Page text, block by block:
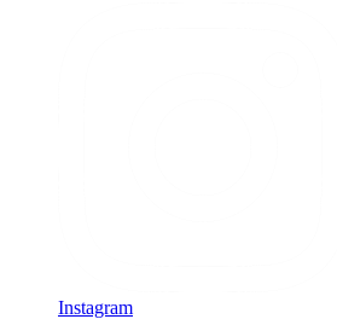
Instagram